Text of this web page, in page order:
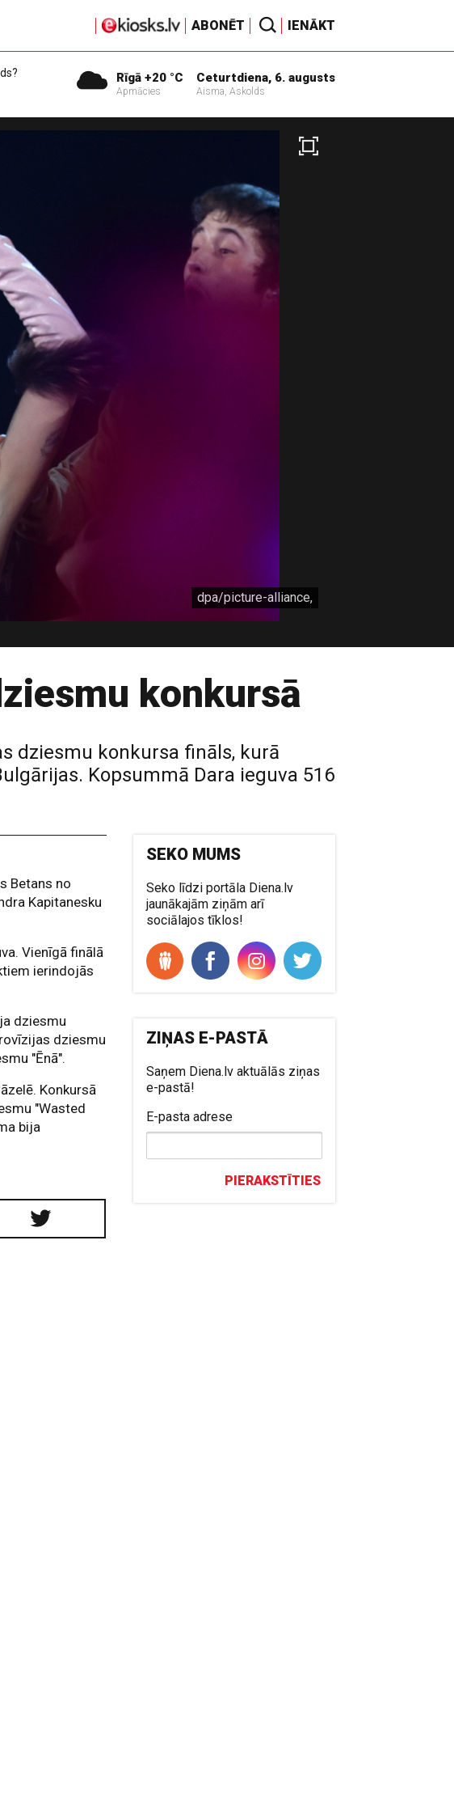
ABONĒT IENĀKT
Rīgā +20 °C
Apmācies
Ceturtdiena, 6. augusts
Aisma, Askolds
dpa/picture-alliance,
konkursā
dziesmu konkursa fināls, kurā
Kopsummā Dara ieguva 516
Betans no
Kapitanesku
Vienīgā finālā
ierindojās
dziesmu
dziesmu
"Ēnā".
Konkursā
"Wasted
bija
SEKO MUMS
Seko līdzi portāla Diena.lv
jaunākajām ziņām arī
sociālajos tīklos!
ZIŅAS E-PASTĀ
Saņem Diena.lv aktuālās ziņas
e-pastā!
E-pasta adrese
PIERAKSTĪTIES